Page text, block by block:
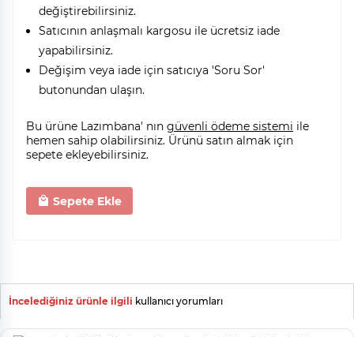
değiştirebilirsiniz.
Satıcının anlaşmalı kargosu ile ücretsiz iade
yapabilirsiniz.
Değişim veya iade için satıcıya 'Soru Sor'
butonundan ulaşın.
Bu ürüne Lazımbana' nın güvenli ödeme sistemi ile
hemen sahip olabilirsiniz. Ürünü satın almak için
sepete ekleyebilirsiniz.
Sepete Ekle
İncelediğiniz ürünle ilgili kullanıcı yorumları